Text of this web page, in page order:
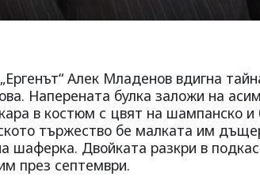
Алек Младенов вдигна
Наперената булка заложи на
в костюм с цвят на шампанско и
тържество бе малката им
шаферка. Двойката разкри в
през септември.